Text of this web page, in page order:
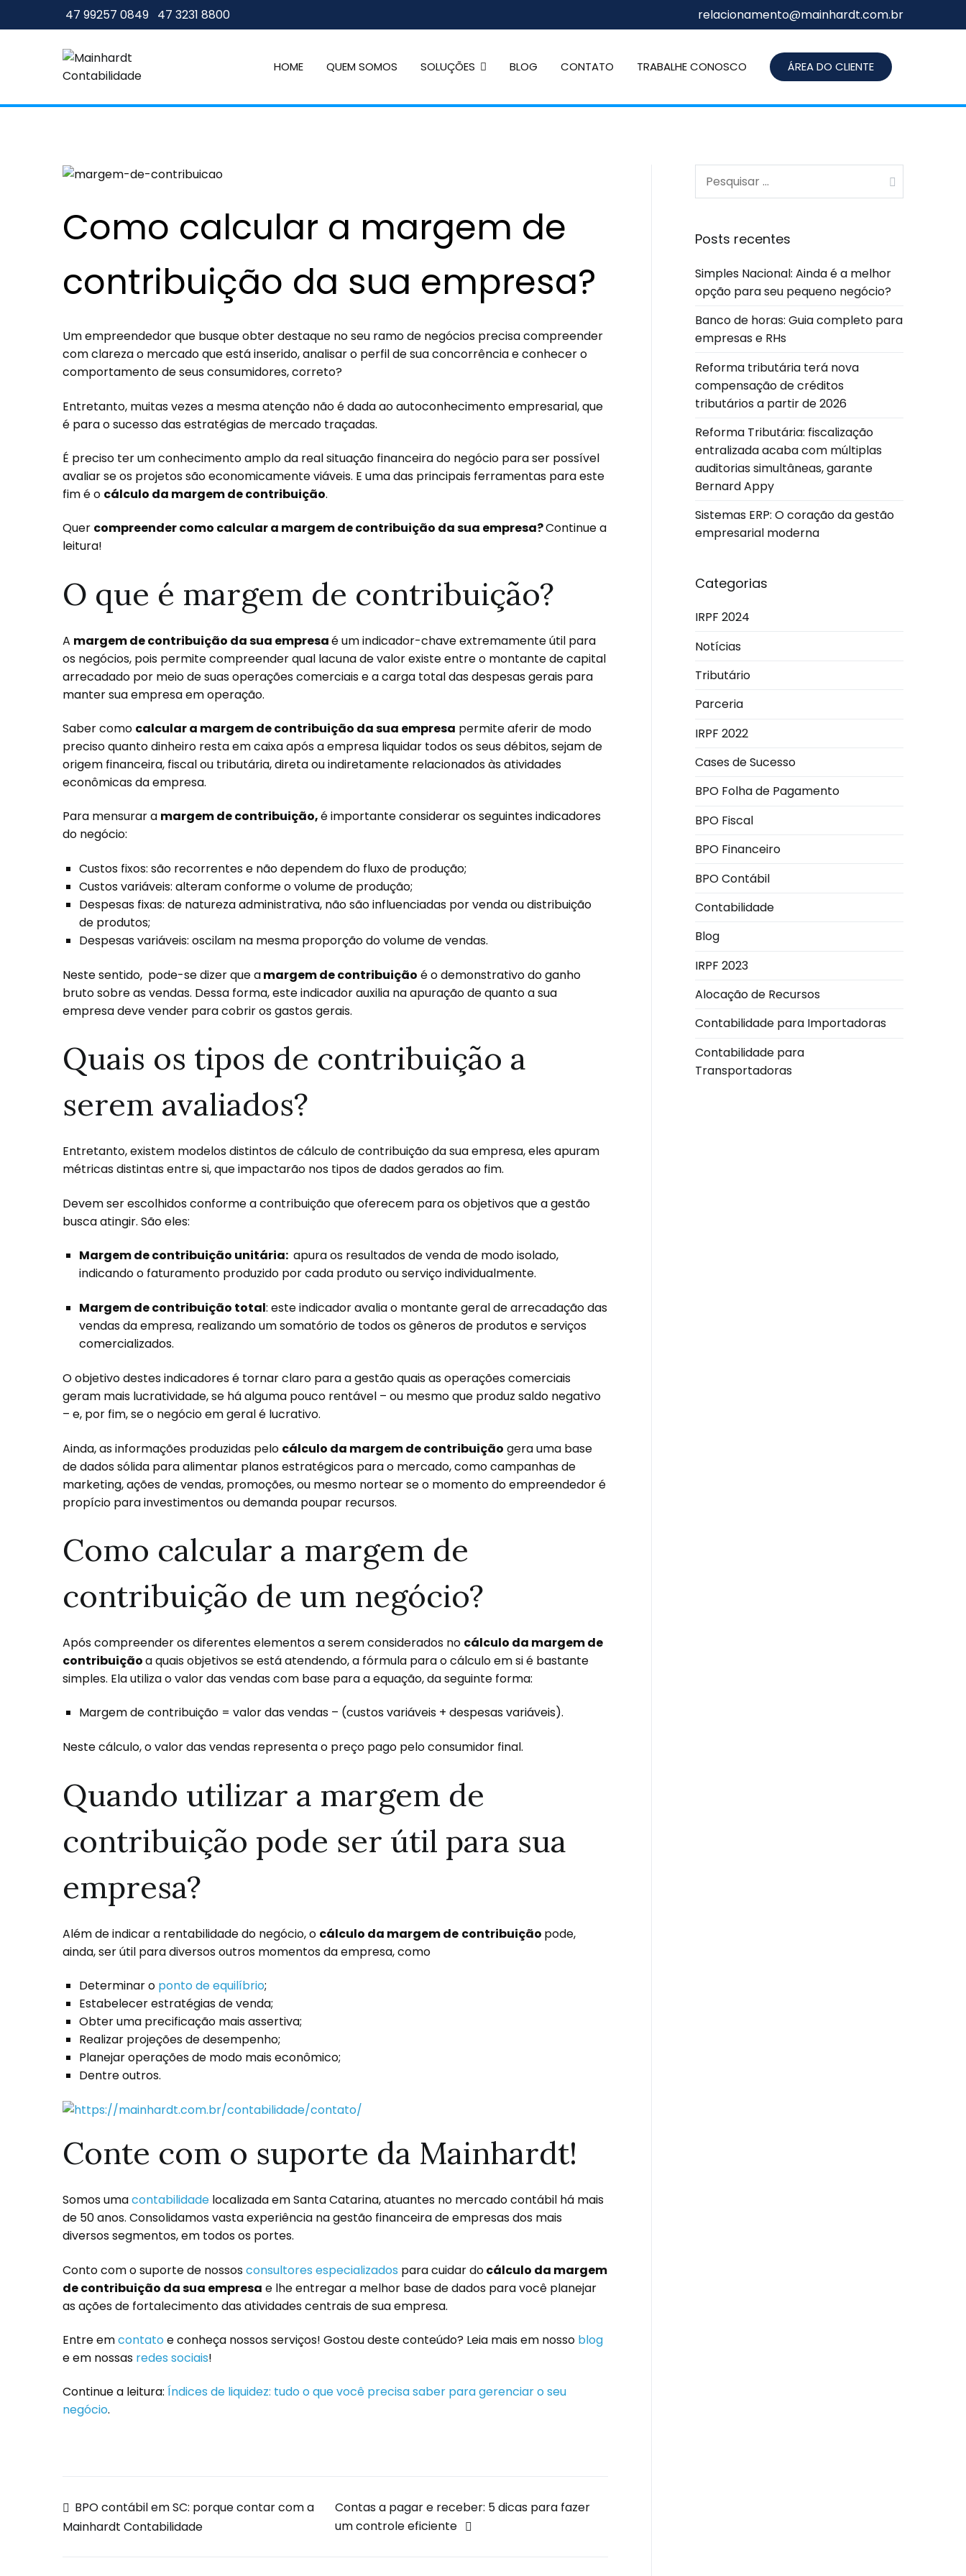
47 99257 0849 47 3231 8800 relacionamento@mainhardt.com.br
Mainhardt Contabilidade
Contabilidade em Santa Catarina
HOME QUEM SOMOS SOLUÇÕES BLOG CONTATO TRABALHE CONOSCO ÁREA DO CLIENTE
Como calcular a margem de
contribuição da sua empresa?
Um empreendedor que busque obter destaque no seu ramo de negócios precisa compreender
com clareza o mercado que está inserido, analisar o perfil de sua concorrência e conhecer o
comportamento de seus consumidores, correto?
Entretanto, muitas vezes a mesma atenção não é dada ao autoconhecimento empresarial, que
é para o sucesso das estratégias de mercado traçadas.
É preciso ter um conhecimento amplo da real situação financeira do negócio para ser possível
avaliar se os projetos são economicamente viáveis. E uma das principais ferramentas para este
fim é o cálculo da margem de contribuição.
Quer compreender como calcular a margem de contribuição da sua empresa?Continue a
leitura!
O que é margem de contribuição?
A margem de contribuição da sua empresaé um indicador-chave extremamente útil para
os negócios, pois permite compreender qual lacuna de valor existe entre o montante de capital
arrecadado por meio de suas operações comerciais e a carga total das despesas gerais para
manter sua empresa em operação.
Saber como calcular a margem de contribuição da sua empresa permite aferir de modo
preciso quanto dinheiro resta em caixa após a empresa liquidar todos os seus débitos, sejam de
origem financeira, fiscal ou tributária, direta ou indiretamente relacionados às atividades
econômicas da empresa.
Para mensurar a margem de contribuição,é importante considerar os seguintes indicadores
do negócio:
Custos fixos: são recorrentes e não dependem do fluxo de produção;
Custos variáveis: alteram conforme o volume de produção;
Despesas fixas: de natureza administrativa, não são influenciadas por venda ou distribuição
de produtos;
Despesas variáveis: oscilam na mesma proporção do volume de vendas.
Neste sentido, pode-se dizer que amargem de contribuição é o demonstrativo do ganho
bruto sobre as vendas. Dessa forma, este indicador auxilia na apuração de quanto a sua
empresa deve vender para cobrir os gastos gerais.
Quais os tipos de contribuição a
serem avaliados?
Entretanto, existem modelos distintos de cálculo de contribuição da sua empresa, eles apuram
métricas distintas entre si, que impactarão nos tipos de dados gerados ao fim.
Devem ser escolhidos conforme a contribuição que oferecem para os objetivos que a gestão
busca atingir. São eles:
Margem de contribuição unitária: apura os resultados de venda de modo isolado,
indicando o faturamento produzido por cada produto ou serviço individualmente.
Margem de contribuição total: este indicador avalia o montante geral de arrecadação das
vendas da empresa, realizando um somatório de todos os gêneros de produtos e serviços
comercializados.
O objetivo destes indicadores é tornar claro para a gestão quais as operações comerciais
geram mais lucratividade, se há alguma pouco rentável – ou mesmo que produz saldo negativo
– e, por fim, se o negócio em geral é lucrativo.
Ainda, as informações produzidas pelo cálculo da margem de contribuição gera uma base
de dados sólida para alimentar planos estratégicos para o mercado, como campanhas de
marketing, ações de vendas, promoções, ou mesmo nortear se o momento do empreendedor é
propício para investimentos ou demanda poupar recursos.
Como calcular a margem de
contribuição de um negócio?
Após compreender os diferentes elementos a serem considerados no cálculo da margem de
contribuiçãoa quais objetivos se está atendendo, a fórmula para o cálculo em si é bastante
simples. Ela utiliza o valor das vendas com base para a equação, da seguinte forma:
Margem de contribuição = valor das vendas – (custos variáveis + despesas variáveis).
Neste cálculo, o valor das vendas representa o preço pago pelo consumidor final.
Quando utilizar a margem de
contribuição pode ser útil para sua
empresa?
Além de indicar a rentabilidade do negócio, o cálculo da margem de contribuição pode,
ainda, ser útil para diversos outros momentos da empresa, como
Determinar o ponto de equilíbrio;
Estabelecer estratégias de venda;
Obter uma precificação mais assertiva;
Realizar projeções de desempenho;
Planejar operações de modo mais econômico;
Dentre outros.
Conte com o suporte da Mainhardt!
Somos umacontabilidade localizada em Santa Catarina, atuantes no mercado contábil há mais
de 50 anos. Consolidamos vasta experiência na gestão financeira de empresas dos mais
diversos segmentos, em todos os portes.
Conto com o suporte de nossosconsultores especializados para cuidar docálculo da margem
de contribuição da sua empresa e lhe entregar a melhor base de dados para você planejar
as ações de fortalecimento das atividades centrais de sua empresa.
Entre emcontatoe conheça nossos serviços! Gostou deste conteúdo? Leia mais em nosso blog
e em nossas redes sociais!
Continue a leitura: Índices de liquidez: tudo o que você precisa saber para gerenciar o seu
negócio.
BPO contábil em SC: porque contar com a
Mainhardt Contabilidade
Contas a pagar e receber: 5 dicas para fazer
um controle eficiente
Posts recentes
Simples Nacional: Ainda é a melhor
opção para seu pequeno negócio?
Banco de horas: Guia completo para
empresas e RHs
Reforma tributária terá nova
compensação de créditos
tributários a partir de 2026
Reforma Tributária: fiscalização
entralizada acaba com múltiplas
auditorias simultâneas, garante
Bernard Appy
Sistemas ERP: O coração da gestão
empresarial moderna
Categorias
IRPF 2024
Notícias
Tributário
Parceria
IRPF 2022
Cases de Sucesso
BPO Folha de Pagamento
BPO Fiscal
BPO Financeiro
BPO Contábil
Contabilidade
Blog
IRPF 2023
Alocação de Recursos
Contabilidade para Importadoras
Contabilidade para
Transportadoras